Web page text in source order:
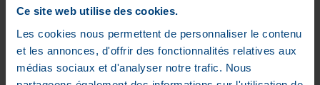
Ce site web utilise des cookies.
Les cookies nous permettent de personnaliser le contenu
et les annonces, d'offrir des fonctionnalités relatives aux
médias sociaux et d'analyser notre trafic. Nous
Mon panier
Suivis de commandes
Listes d'envie
Conditions générales